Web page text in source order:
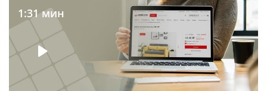
1:31 мин